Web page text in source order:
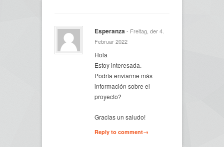
Esperanza- Freitag, der 4.
Februar 2022
Hola
Estoy interesada.
Podría enviarme más
información sobre el
proyecto?
Gracias un saludo!
Reply to comment→